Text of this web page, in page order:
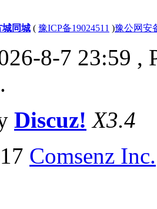
城同城 ( 豫ICP备19024511 )豫公网安
8-7 23:59 ,
Discuz! X3.4
Comsenz Inc.